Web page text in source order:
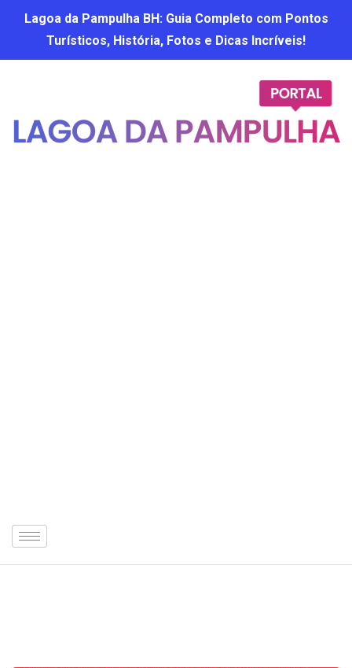
Lagoa da Pampulha BH: Guia Completo com Pontos
Turísticos, História, Fotos e Dicas Incríveis!